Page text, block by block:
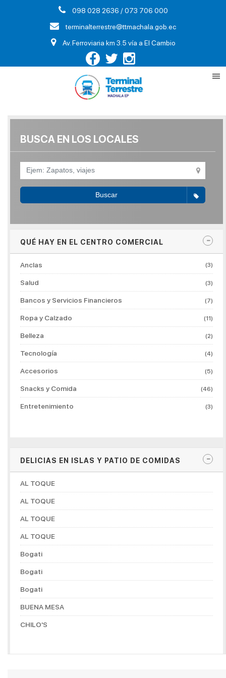
098 028 2636 / 073 706 000
terminalterrestre@ttmachala.gob.ec
Av. Ferroviaria km 3.5 vía a El Cambio
BUSCA EN LOS LOCALES
Buscar
QUÉ HAY EN EL CENTRO COMERCIAL
Anclas (3)
Salud (3)
Bancos y Servicios Financieros (7)
Ropa y Calzado (11)
Belleza (2)
Tecnología (4)
Accesorios (5)
Snacks y Comida (46)
Entretenimiento (3)
DELICIAS EN ISLAS Y PATIO DE COMIDAS
AL TOQUE
AL TOQUE
AL TOQUE
AL TOQUE
Bogati
Bogati
Bogati
BUENA MESA
CHILO'S